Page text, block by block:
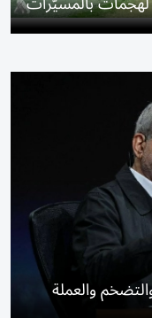
والعملة